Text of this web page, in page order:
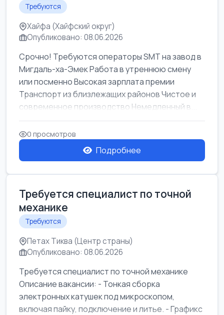
Требуются
Хайфа (Хайфский округ)
Опубликовано: 08.06.2026
Срочно! Требуются операторы SMT на завод в
Мигдаль-ха-Эмек Работа в утреннюю смену
или посменно Высокая зарплата премии
Транспорт из близлежащих районов Чистое и
современное производство Немедленный в...
0 просмотров
Подробнее
Требуется специалист по точной
механике
Требуются
Петах Тиква (Центр страны)
Опубликовано: 08.06.2026
Требуется специалист по точной механике
Описание вакансии: - Тонкая сборка
электронных катушек под микроскопом,
включая пайку, подключение и литье. - Графикс